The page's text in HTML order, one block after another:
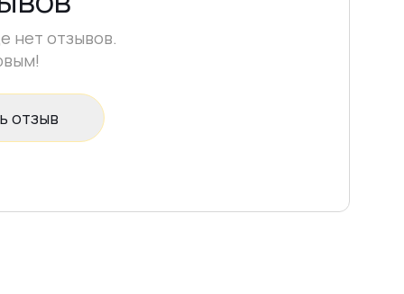
нет отзывов.
отзыв